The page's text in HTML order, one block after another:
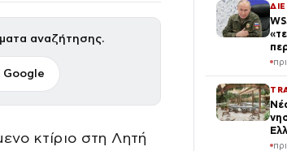
αναζήτησης.
κτίριο στη Λητή